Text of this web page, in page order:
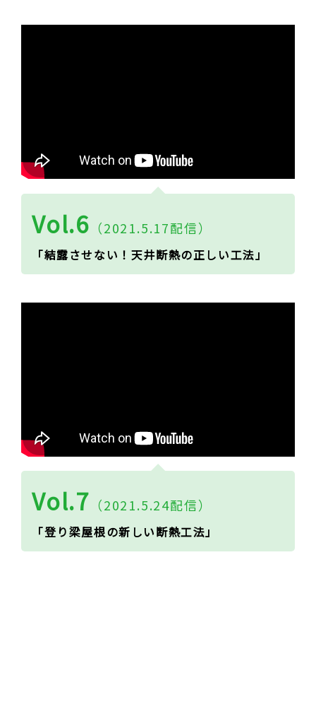
Vol.6 （2021.5.17配信）
「結露させない！天井断熱の正しい工法」
Vol.7 （2021.5.24配信）
「登り梁屋根の新しい断熱工法」